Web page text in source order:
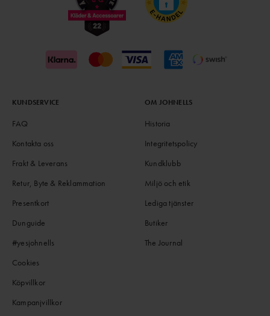
KUNDSERVICE
FAQ
Kontakta oss
Frakt & Leverans
Retur, Byte & Reklammation
Presentkort
Dunguide
#yesjohnells
Cookies
Köpvillkor
Kampanjvillkor
OM JOHNELLS
Historia
Integritetspolicy
Kundklubb
Miljö och etik
Lediga tjänster
Butiker
The Journal